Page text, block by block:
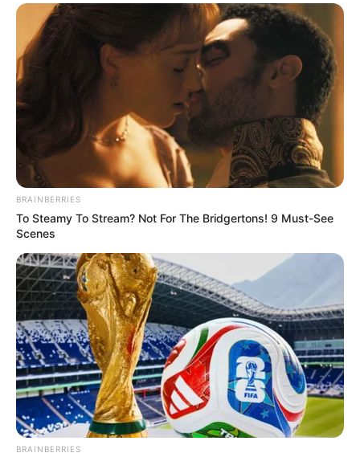
BRAINBERRIES
To Steamy To Stream? Not For The Bridgertons! 9 Must-See
Scenes
BRAINBERRIES